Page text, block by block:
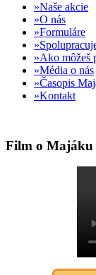
Naše akcie
O nás
Formuláre
Ako môžeš
Média o nás
Časopis
Kontakt
Film o Majáku